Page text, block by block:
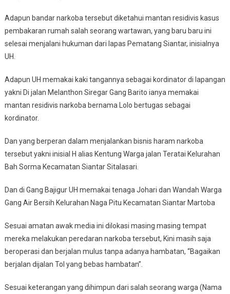
Adapun bandar narkoba tersebut diketahui mantan residivis kasus
pembakaran rumah salah seorang wartawan, yang baru baru ini
selesai menjalani hukuman dari lapas Pematang Siantar, inisialnya
UH.
Adapun UH memakai kaki tangannya sebagai kordinator di lapangan
yakni Di jalan Melanthon Siregar Gang Barito ianya memakai
mantan residivis narkoba bernama Lolo bertugas sebagai
kordinator.
Dan yang berperan dalam menjalankan bisnis haram narkoba
tersebut yakni inisial H alias Kentung Warga jalan Teratai Kelurahan
Bah Sorma Kecamatan Siantar Sitalasari.
Dan di Gang Bajigur UH memakai tenaga Johari dan Wandah Warga
Gang Air Bersih Kelurahan Naga Pitu Kecamatan Siantar Martoba
Sesuai amatan awak media ini dilokasi masing masing tempat
mereka melakukan peredaran narkoba tersebut, Kini masih saja
beroperasi dan berjalan mulus tanpa adanya hambatan, “Bagaikan
berjalan dijalan Tol yang bebas hambatan”.
Sesuai keterangan yang dihimpun dari salah seorang warga (Nama